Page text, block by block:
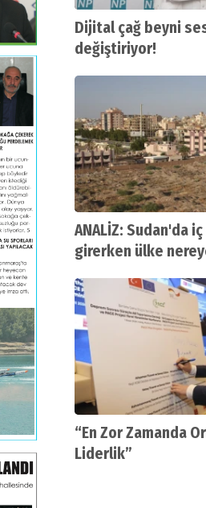
Dijital çağ beyni
değiştiriyor!
ANALİZ: Sudan'da iç
girerken ülke
“En Zor Zamanda
Liderlik”